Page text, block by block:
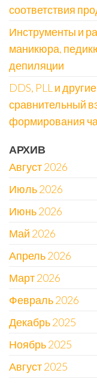
соответствия
Инструменты и
маникюра,
депиляции
DDS, PLL и
сравнительный
формирования
АРХИВ
Август 2026
Июль 2026
Июнь 2026
Май 2026
Апрель 2026
Март 2026
Февраль 2026
Декабрь 2025
Ноябрь 2025
Август 2025